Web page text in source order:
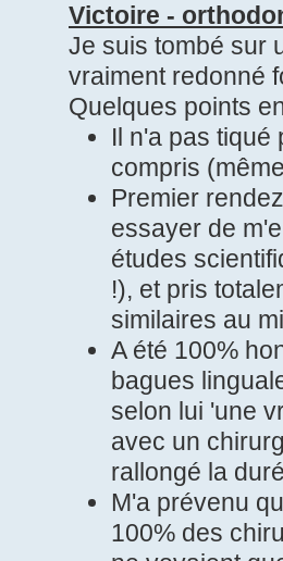
Victoire -
Je suis tombé sur
vraiment redonné
Quelques points
Il n'a pas tiqué
compris
Premier
essayer de
études
!), et pris
similaires au
A été 100%
bagues
selon lui 'une
avec un
rallongé la
M'a prévenu
100% des